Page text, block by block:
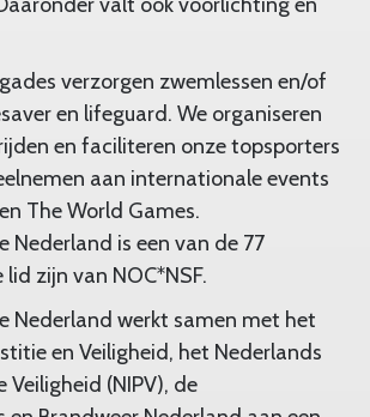
verzorgen zwemlessen en/of
en lifeguard. We organiseren
en faciliteren onze topsporters
aan internationale events
en The World Games.
Nederland is een van de 77
zijn van NOC*NSF.
Nederland werkt samen met het
en Veiligheid, het Nederlands
Veiligheid (NIPV), de